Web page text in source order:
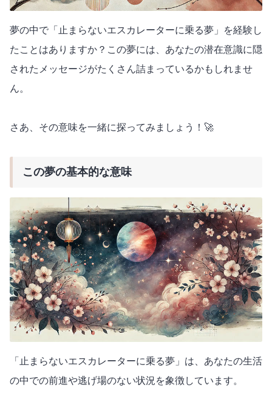
夢の中で「止まらないエスカレーターに乗る夢」を経験し
たことはありますか？この夢には、あなたの潜在意識に隠
されたメッセージがたくさん詰まっているかもしれませ
ん。
さあ、その意味を一緒に探ってみましょう！🚀
この夢の基本的な意味
「止まらないエスカレーターに乗る夢」は、あなたの生活
の中での前進や逃げ場のない状況を象徴しています。